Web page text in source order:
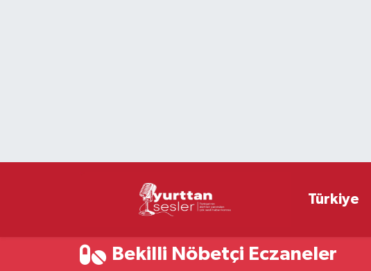
Türkiye
Bekilli Nöbetçi Eczaneler
Süper Lig Puan Durumu ve Fikstür
Son Dakika Haberleri